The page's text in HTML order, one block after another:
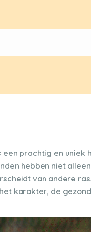
een prachtig en uniek
hebben niet
van andere
karakter, de